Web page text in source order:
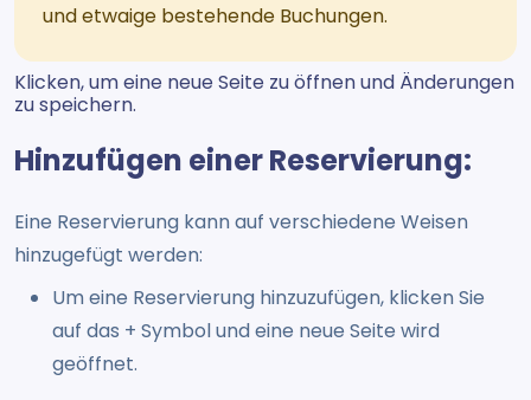
und etwaige bestehende Buchungen.
Klicken, um eine neue Seite zu öffnen und Änderungen
zu speichern.
Hinzufügen einer Reservierung:
Eine Reservierung kann auf verschiedene Weisen
hinzugefügt werden:
Um eine Reservierung hinzuzufügen, klicken Sie
auf das + Symbol und eine neue Seite wird
geöffnet.